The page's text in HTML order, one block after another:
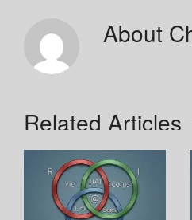
About
Related Articles